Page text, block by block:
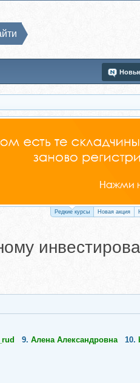
Редкие курсы Новая акция
9. Алена Александровна 10.